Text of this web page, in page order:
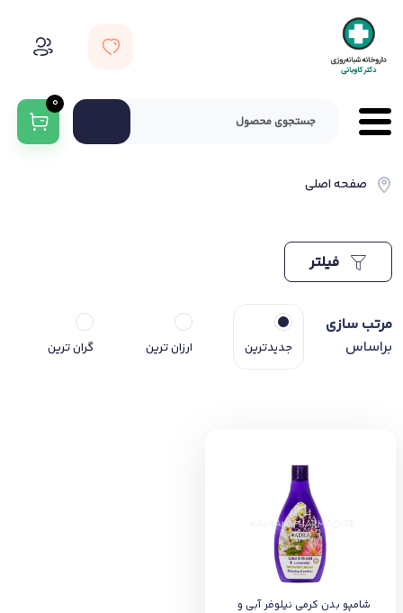
0
صفحه اصلی
مرتب سازی
براساس
جدیدترین ارزان ترین گران ترین
شامپو بدن کرمی نیلوفر آبی و